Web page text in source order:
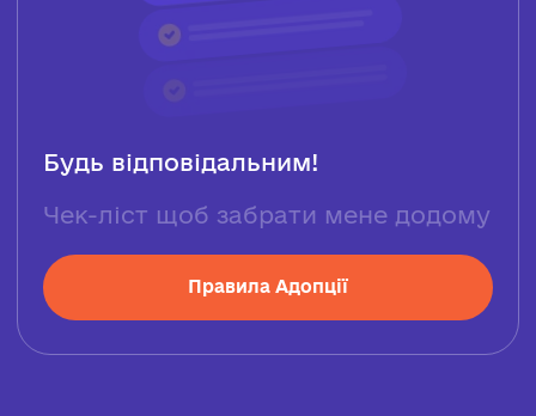
Будь відповідальним!
Чек-ліст щоб забрати мене додому
Правила Адопції